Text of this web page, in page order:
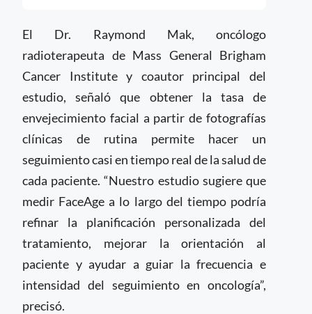
El Dr. Raymond Mak, oncólogo
radioterapeuta de Mass General Brigham
Cancer Institute y coautor principal del
estudio, señaló que obtener la tasa de
envejecimiento facial a partir de fotografías
clínicas de rutina permite hacer un
seguimiento casi en tiempo real de la salud de
cada paciente. “Nuestro estudio sugiere que
medir FaceAge a lo largo del tiempo podría
refinar la planificación personalizada del
tratamiento, mejorar la orientación al
paciente y ayudar a guiar la frecuencia e
intensidad del seguimiento en oncología”,
precisó.